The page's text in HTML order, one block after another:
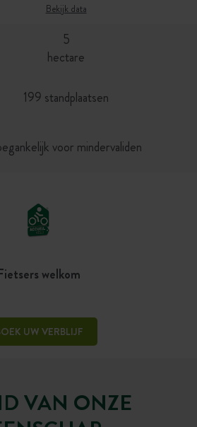
Bekijk data
5
hectare
199 standplaatsen
voor mindervaliden
welkom
UW VERBLIJF
VAN ONZE